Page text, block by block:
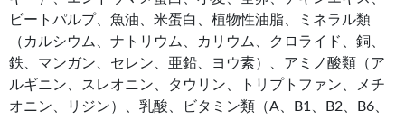
ビートパルプ、魚油、米蛋白、植物性油脂、ミネラル類
（カルシウム、ナトリウム、カリウム、クロライド、銅、
鉄、マンガン、セレン、亜鉛、ヨウ素）、アミノ酸類（ア
ルギニン、スレオニン、タウリン、トリプトファン、メチ
オニン、リジン）、乳酸、ビタミン類（A、B1、B2、B6、